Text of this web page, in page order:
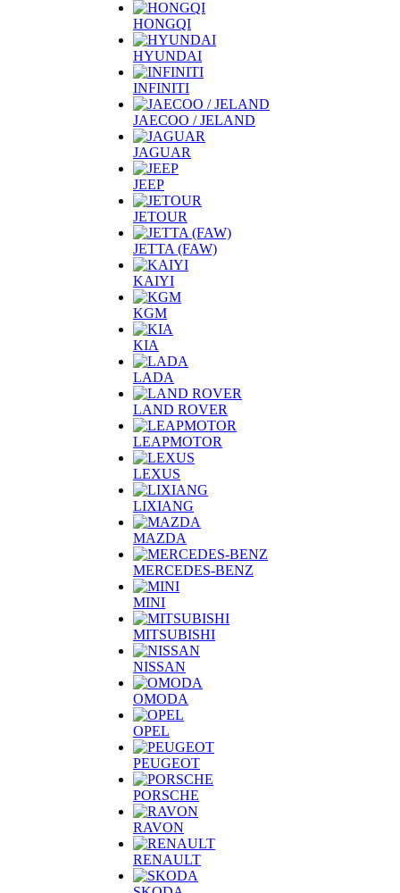
HONGQI
HYUNDAI
INFINITI
JAECOO / JELAND
JAGUAR
JEEP
JETOUR
JETTA (FAW)
KAIYI
KGM
KIA
LADA
LAND ROVER
LEAPMOTOR
LEXUS
LIXIANG
MAZDA
MERCEDES-BENZ
MINI
MITSUBISHI
NISSAN
OMODA
OPEL
PEUGEOT
PORSCHE
RAVON
RENAULT